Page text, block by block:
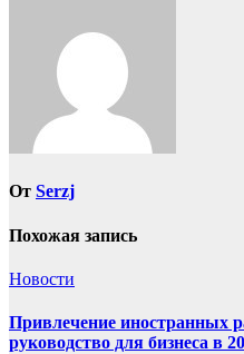
От Serzj
Похожая запись
Новости
Привлечение иностранных
руководство для бизнеса в